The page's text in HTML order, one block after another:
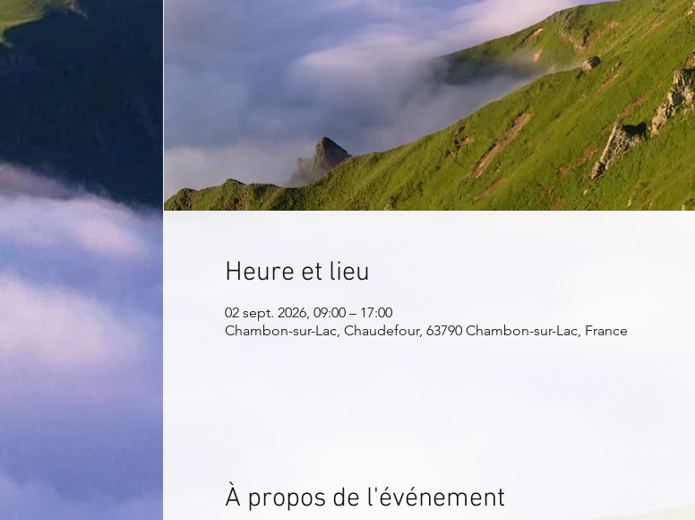
Heure et lieu
02 sept. 2026, 09:00 – 17:00
Chambon-sur-Lac, Chaudefour, 63790 Chambon-sur-Lac, France
À propos de l'événement